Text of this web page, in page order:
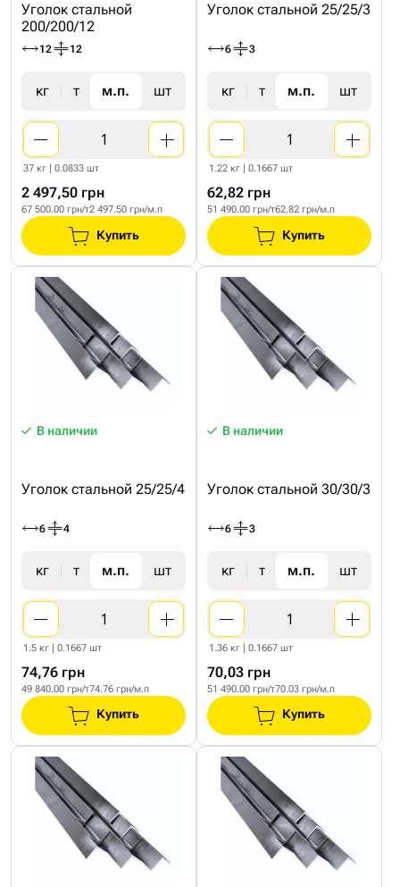
Уголок стальной
200/200/12
12 12
кг т м.п. шт
37 кг | 0.0833 шт
2 497,50 грн
67 500.00 грн/т2 497.50 грн/м.п
Купить
Уголок стальной 25/25/3
6 3
кг т м.п. шт
1.22 кг | 0.1667 шт
62,82 грн
51 490.00 грн/т62.82 грн/м.п
Купить
В наличии
Уголок стальной 25/25/4
6 4
кг т м.п. шт
1.5 кг | 0.1667 шт
74,76 грн
49 840.00 грн/т74.76 грн/м.п
Купить
В наличии
Уголок стальной 30/30/3
6 3
кг т м.п. шт
1.36 кг | 0.1667 шт
70,03 грн
51 490.00 грн/т70.03 грн/м.п
Купить